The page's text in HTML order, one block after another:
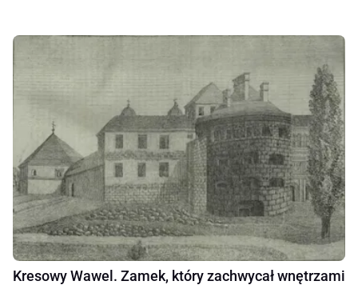
Kresowy Wawel. Zamek, który zachwycał wnętrzami